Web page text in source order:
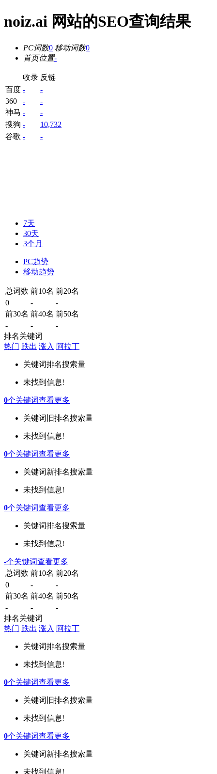
noiz.ai 网站的SEO查询结果
PC词数0 移动词数0
首页位置-
收录 反链
百度 -
-
360
-
-
神马 -
-
搜狗 -
10,732
谷歌 - -
7天
30天
3个月
PC趋势
移动趋势
总词数 前10名 前20名
0
-
-
前30名 前40名 前50名
-
-
-
排名关键词
热门 跌出 涨入 阿拉丁
关键词排名搜索量
未找到信息!
0个关键词查看更多
关键词 旧排名搜索量
未找到信息!
0个关键词查看更多
关键词新排名搜索量
未找到信息!
0个关键词查看更多
关键词排名搜索量
未找到信息!
-个关键词查看更多
总词数 前10名 前20名
0
-
-
前30名 前40名 前50名
-
-
-
排名关键词
热门 跌出 涨入 阿拉丁
关键词排名搜索量
未找到信息!
0个关键词查看更多
关键词 旧排名搜索量
未找到信息!
0个关键词查看更多
关键词新排名搜索量
未找到信息!